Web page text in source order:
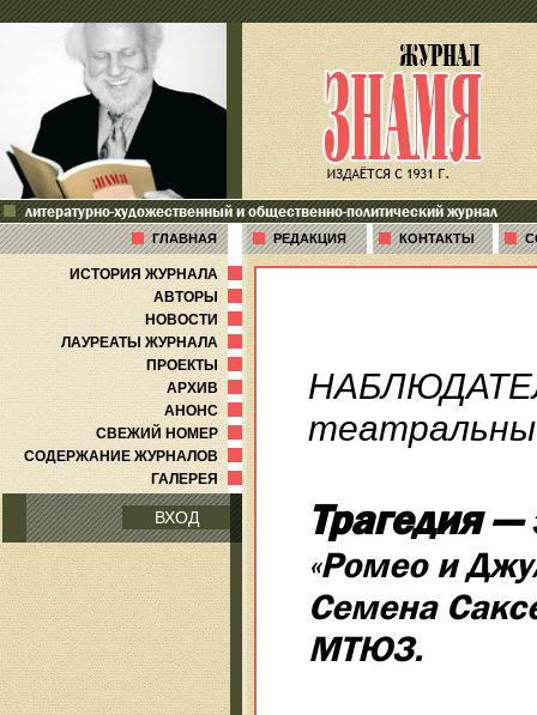
литературно-художественный и общественно-политический журнал
ГЛАВНАЯ РЕДАКЦИЯ КОНТАКТЫ
ИСТОРИЯ ЖУРНАЛА
АВТОРЫ
НОВОСТИ
ЛАУРЕАТЫ ЖУРНАЛА
ПРОЕКТЫ
АРХИВ
АНОНС
СВЕЖИЙ НОМЕР
СОДЕРЖАНИЕ ЖУРНАЛОВ
ГАЛЕРЕЯ
ВХОД Трагедия —
«Ромео и
Семена
МТЮЗ.